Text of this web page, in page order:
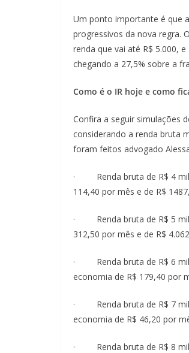
Um ponto importante é que
progressivos da nova regra.
renda que vai até R$ 5.000,
chegando a 27,5% sobre a
Como é o IR hoje e como
Confira a seguir simulações
considerando a renda bruta
foram feitos advogado
· Renda bruta de R$ 4 mil:
114,40 por mês e de R$
· Renda bruta de R$ 5 mil:
312,50 por mês e de R$
· Renda bruta de R$ 6 mil:
economia de R$ 179,40 por
· Renda bruta de R$ 7 mil:
economia de R$ 46,20 por
· Renda bruta de R$ 8 mil: